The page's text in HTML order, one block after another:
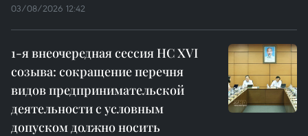
03/08/2026 12:42
1-я внеочередная сессия НС XVI
созыва: сокращение перечня
видов предпринимательской
деятельности с условным
допуском должно носить